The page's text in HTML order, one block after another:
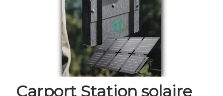
Carport Station solaire